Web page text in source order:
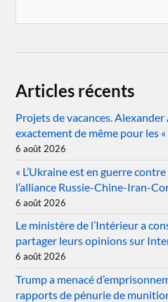
Articles récents
Projets de vacances.
exactement de même pour les
6 août 2026
« L’Ukraine est en guerre
l’alliance Russie-Chine-Iran-
6 août 2026
Le ministère de l’Intérieur a
partager leurs opinions sur
6 août 2026
Trump a menacé
rapports de pénurie de